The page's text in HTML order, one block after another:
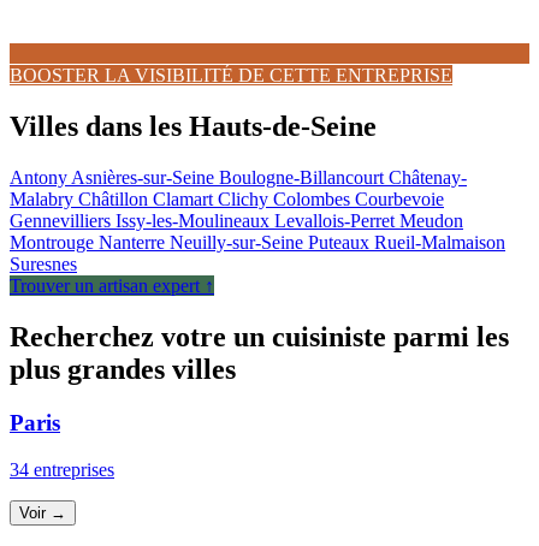
BOOSTER LA VISIBILITÉ DE CETTE ENTREPRISE
Villes dans les Hauts-de-Seine
Antony Asnières-sur-Seine Boulogne-Billancourt Châtenay-
Malabry Châtillon Clamart Clichy Colombes Courbevoie
Gennevilliers Issy-les-Moulineaux Levallois-Perret Meudon
Montrouge Nanterre Neuilly-sur-Seine Puteaux Rueil-Malmaison
Suresnes
Trouver un artisan expert ↑
Recherchez votre un cuisiniste parmi les
plus grandes villes
Paris
34 entreprises
Voir →